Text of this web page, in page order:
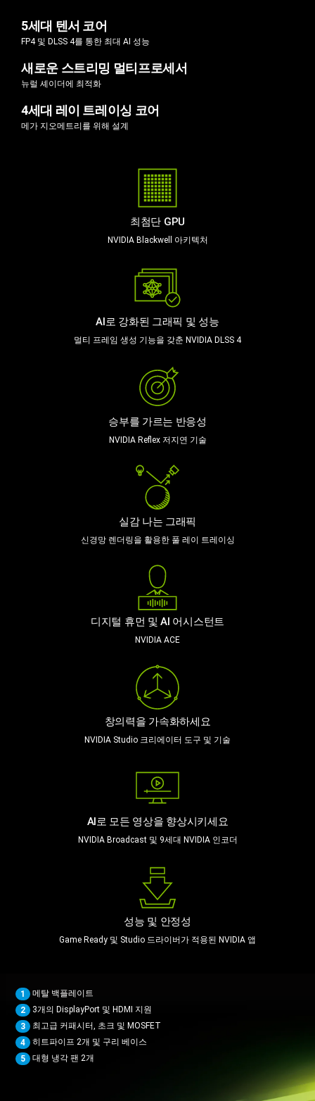
5세대 텐서 코어
FP4 및 DLSS 4를 통한 최대 AI 성능
새로운 스트리밍 멀티프로세서
뉴럴 셰이더에 최적화
4세대 레이 트레이싱 코어
메가 지오메트리를 위해 설계
최첨단 GPU
NVIDIA Blackwell 아키텍처
AI로 강화된 그래픽 및 성능
멀티 프레임 생성 기능을 갖춘 NVIDIA DLSS 4
승부를 가르는 반응성
NVIDIA Reflex 저지연 기술
실감 나는 그래픽
신경망 렌더링을 활용한 풀 레이 트레이싱
디지털 휴먼 및 AI 어시스턴트
NVIDIA ACE
창의력을 가속화하세요
NVIDIA Studio 크리에이터 도구 및 기술
AI로 모든 영상을 향상시키세요
NVIDIA Broadcast 및 9세대 NVIDIA 인코더
성능 및 안정성
Game Ready 및 Studio 드라이버가 적용된 NVIDIA 앱
1
메탈 백플레이트
2
3개의 DisplayPort 및 HDMI 지원
3
최고급 커패시터, 초크 및 MOSFET
4
히트파이프 2개 및 구리 베이스
5
대형 냉각 팬 2개